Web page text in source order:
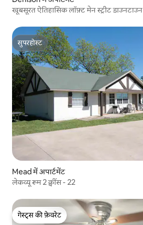
खूबसूरत ऐतिहासिक लॉफ़्ट मेन स्ट्रीट डाउनटाउन
सुपरहोस्ट
सुपरहोस्ट
Mead में अपार्टमेंट
लेकव्यू रूम 2 क्वींस - 22
गेस्ट्स की फ़ेवरेट
गेस्ट्स की फ़ेवरेट